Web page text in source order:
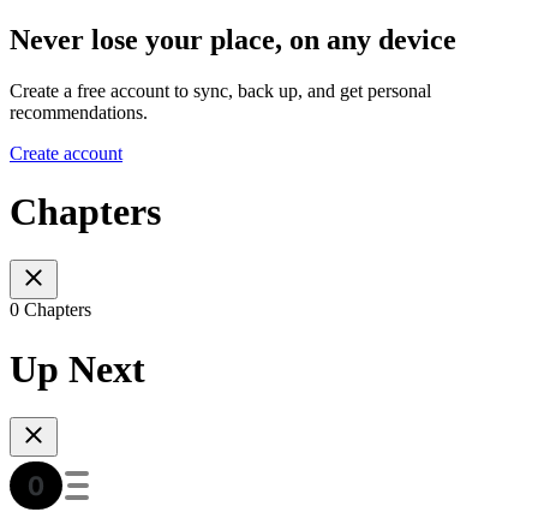
Never lose your place, on any device
Create a free account to sync, back up, and get personal
recommendations.
Create account
Chapters
0 Chapters
Up Next